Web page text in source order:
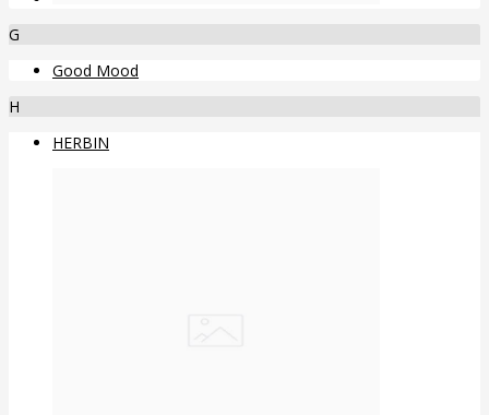
G
Good Mood
H
HERBIN